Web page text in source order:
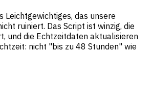
Leichtgewichtiges, das unsere
ruiniert. Das Script ist winzig, die
und die Echtzeitdaten aktualisieren
nicht "bis zu 48 Stunden" wie